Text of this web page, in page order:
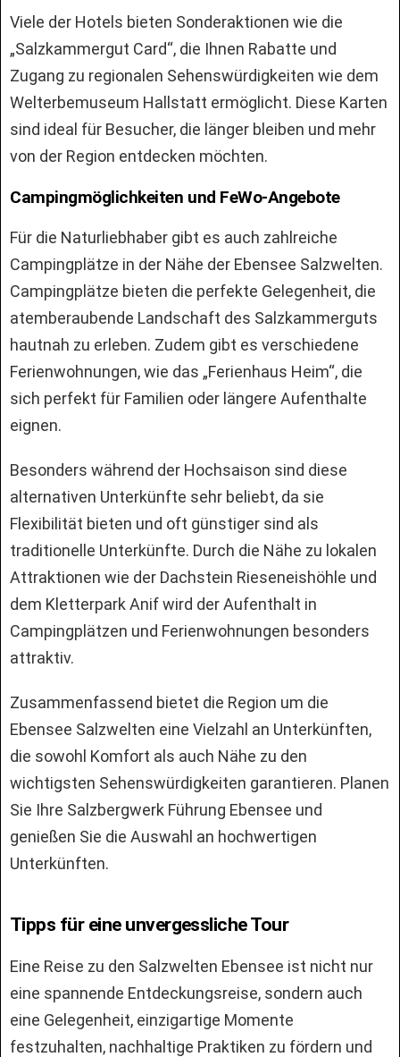
Viele der Hotels bieten Sonderaktionen wie die
„Salzkammergut Card“, die Ihnen Rabatte und
Zugang zu regionalen Sehenswürdigkeiten wie dem
Welterbemuseum Hallstatt ermöglicht. Diese Karten
sind ideal für Besucher, die länger bleiben und mehr
von der Region entdecken möchten.
Campingmöglichkeiten und FeWo-Angebote
Für die Naturliebhaber gibt es auch zahlreiche
Campingplätze in der Nähe der Ebensee Salzwelten.
Campingplätze bieten die perfekte Gelegenheit, die
atemberaubende Landschaft des Salzkammerguts
hautnah zu erleben. Zudem gibt es verschiedene
Ferienwohnungen, wie das „Ferienhaus Heim“, die
sich perfekt für Familien oder längere Aufenthalte
eignen.
Besonders während der Hochsaison sind diese
alternativen Unterkünfte sehr beliebt, da sie
Flexibilität bieten und oft günstiger sind als
traditionelle Unterkünfte. Durch die Nähe zu lokalen
Attraktionen wie der Dachstein Rieseneishöhle und
dem Kletterpark Anif wird der Aufenthalt in
Campingplätzen und Ferienwohnungen besonders
attraktiv.
Zusammenfassend bietet die Region um die
Ebensee Salzwelten eine Vielzahl an Unterkünften,
die sowohl Komfort als auch Nähe zu den
wichtigsten Sehenswürdigkeiten garantieren. Planen
Sie Ihre Salzbergwerk Führung Ebensee und
genießen Sie die Auswahl an hochwertigen
Unterkünften.
Tipps für eine unvergessliche Tour
Eine Reise zu den Salzwelten Ebensee ist nicht nur
eine spannende Entdeckungsreise, sondern auch
eine Gelegenheit, einzigartige Momente
festzuhalten, nachhaltige Praktiken zu fördern und